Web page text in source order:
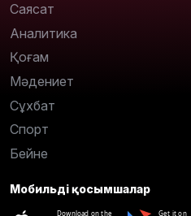
Саясат
Аналитика
Қоғам
Мәдениет
Сұхбат
Спорт
Бейне
Мобильді қосымшалар
Download on the Get it on